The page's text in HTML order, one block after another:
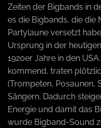
Zeiten der Bigbands in
es die Bigbands, die die
Partylaune versetzt
Ursprung in der
1920er Jahre in den
kommend, traten
(Trompeten, Posaunen,
Sängern. Dadurch
Energie und damit das
wurde Bigband-Sound